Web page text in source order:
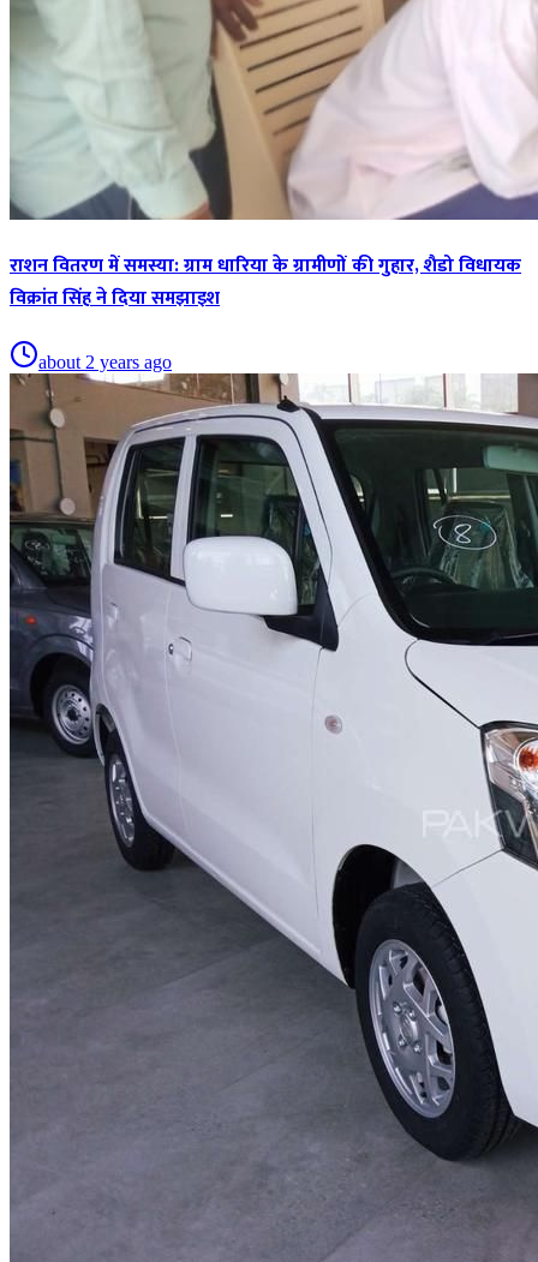
राशन वितरण में समस्या: ग्राम धारिया के ग्रामीणों की गुहार, शैडो विधायक
विक्रांत सिंह ने दिया समझाइश
about 2 years ago